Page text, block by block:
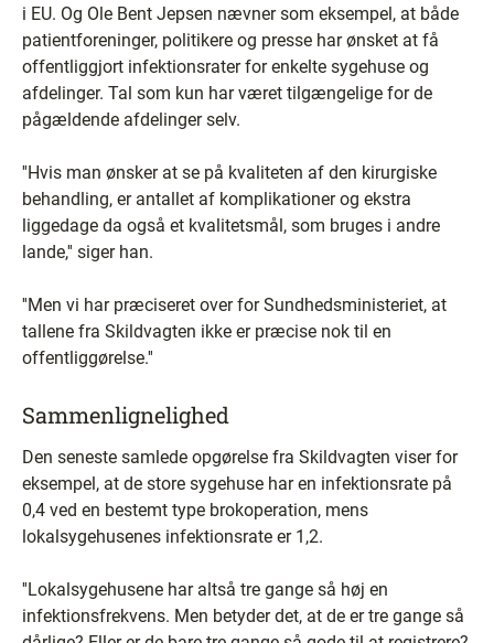
i EU. Og Ole Bent Jepsen nævner som eksempel, at både
patientforeninger, politikere og presse har ønsket at få
offentliggjort infektionsrater for enkelte sygehuse og
afdelinger. Tal som kun har været tilgængelige for de
pågældende afdelinger selv.
''Hvis man ønsker at se på kvaliteten af den kirurgiske
behandling, er antallet af komplikationer og ekstra
liggedage da også et kvalitetsmål, som bruges i andre
lande,'' siger han.
''Men vi har præciseret over for Sundhedsministeriet, at
tallene fra Skildvagten ikke er præcise nok til en
offentliggørelse.''
Sammenlignelighed
Den seneste samlede opgørelse fra Skildvagten viser for
eksempel, at de store sygehuse har en infektionsrate på
0,4 ved en bestemt type brokoperation, mens
lokalsygehusenes infektionsrate er 1,2.
''Lokalsygehusene har altså tre gange så høj en
infektionsfrekvens. Men betyder det, at de er tre gange så